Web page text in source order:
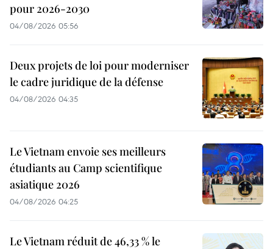
pour 2026-2030
04/08/2026 05:56
Deux projets de loi pour moderniser
le cadre juridique de la défense
04/08/2026 04:35
Le Vietnam envoie ses meilleurs
étudiants au Camp scientifique
asiatique 2026
04/08/2026 04:25
Le Vietnam réduit de 46,33 % le